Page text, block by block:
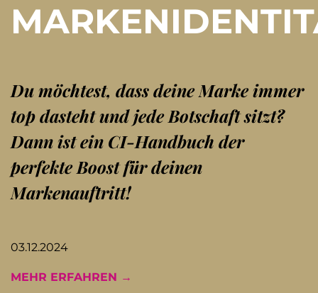
Du möchtest, dass deine Marke immer
top dasteht und jede Botschaft sitzt?
Dann ist ein CI-Handbuch der
perfekte Boost für deinen
Markenauftritt!
03.12.2024
MEHR ERFAHREN →